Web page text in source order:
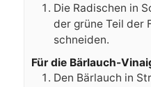
Die Radischen in
der grüne Teil der
schneiden.
Für die Bärlauch-
Den Bärlauch in